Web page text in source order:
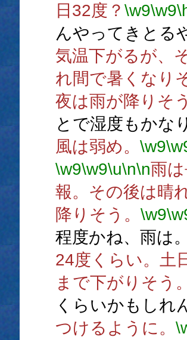
日32度？ \w9\w9
んやってきとる
気温下がるが、
れ間で暑くなり
夜は雨が降りそ
とで湿度もかな
風は弱め。 \w9
\w9\w9\u\n\n雨
報。その後は晴
降りそう。 \w9
程度かね、雨は
24度くらい。土
まで下がりそう
くらいかもしれ
つけるように。